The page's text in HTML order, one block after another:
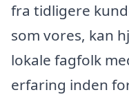
fra tidligere
som vores, kan
lokale fagfolk
erfaring inden